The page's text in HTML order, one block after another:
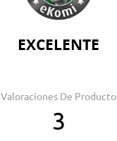
EXCELENTE
Valoraciones De Producto
3